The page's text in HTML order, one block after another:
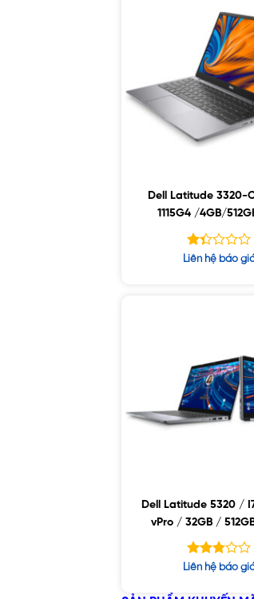
Dell Latitude 3320-
1115G4 /4GB/
Pcie/13.3 FHD
Được
Liên hệ báo
Dell Latitude 5320 /
vPro / 32GB /
13.3 FHD /
Được
Liên hệ báo